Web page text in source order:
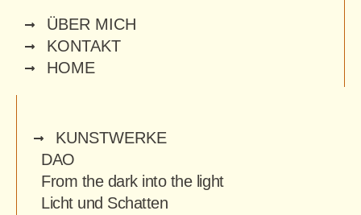
KUNSTWERKE
DAO
From the dark into the light
Licht und Schatten
ÜBER MICH
KONTAKT
HOME